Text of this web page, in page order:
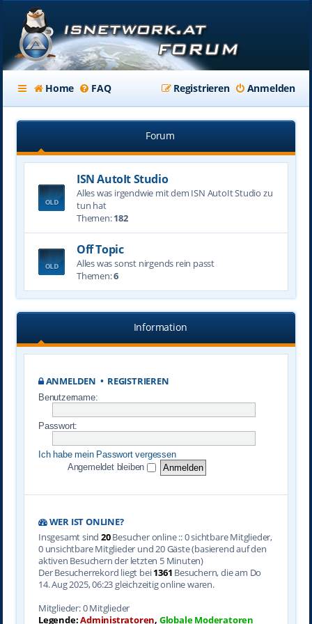
Home FAQ Anmelden
Registrieren
Forum
ISN AutoIt Studio
Alles was irgendwie mit dem ISN AutoIt Studio zu
tun hat
Themen:182
Off Topic
Alles was sonst nirgends rein passt
Themen:6
Information
ANMELDEN • REGISTRIEREN
Benutzername:
Passwort:
Ich habe mein Passwort vergessen
Angemeldet bleiben
WER IST ONLINE?
Insgesamt sind 20Besucher online :: 0 sichtbare Mitglieder,
0 unsichtbare Mitglieder und 20 Gäste (basierend auf den
aktiven Besuchern der letzten 5 Minuten)
Der Besucherrekord liegt bei1361 Besuchern, die am Do
14. Aug 2025, 06:23 gleichzeitig online waren.
Mitglieder: 0 Mitglieder
Legende:Administratoren, Globale Moderatoren